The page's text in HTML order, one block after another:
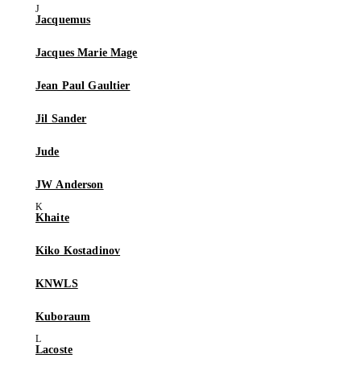
Jacquemus
Jacques Marie Mage
Jean Paul Gaultier
Jil Sander
Jude
JW Anderson
Khaite
Kiko Kostadinov
KNWLS
Kuboraum
Lacoste